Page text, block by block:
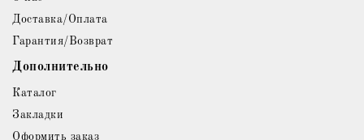
Доставка/Оплата
Гарантия/Возврат
Дополнительно
Каталог
Закладки
Оформить заказ